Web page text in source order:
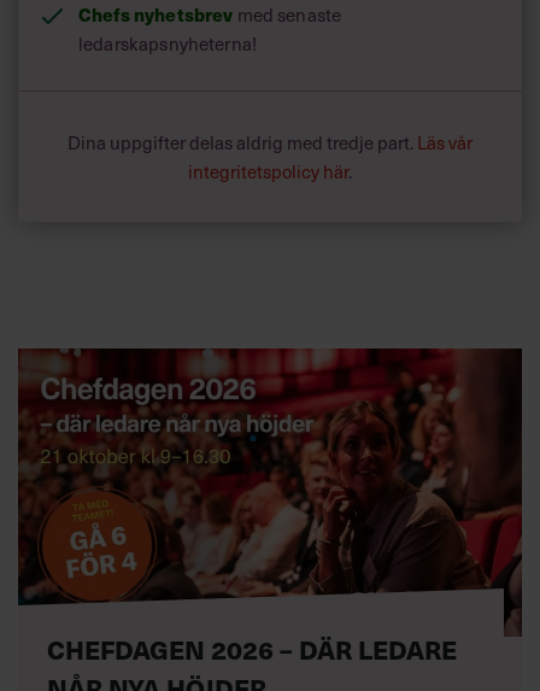
Chefs nyhetsbrev med senaste
ledarskapsnyheterna!
Dina uppgifter delas aldrig med tredje part. Läs vår
integritetspolicy här.
CHEFDAGEN 2026 – DÄR LEDARE